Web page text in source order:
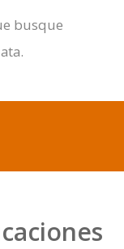
busque